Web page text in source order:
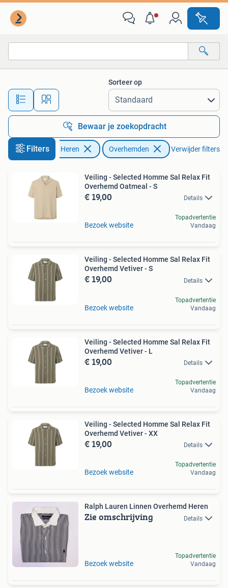
Alle afstanden…
Sorteer op
Bewaar je zoekopdracht
Filters
Kleding | Heren Overhemden Verwijder filters
Veiling - Selected Homme Sal Relax Fit
Overhemd Oatmeal - S
€ 19,00 Details
Bezoek website
Topadvertentie
Vandaag
Veiling - Selected Homme Sal Relax Fit
Overhemd Vetiver - S
€ 19,00 Details
Bezoek website
Topadvertentie
Vandaag
Veiling - Selected Homme Sal Relax Fit
Overhemd Vetiver - L
€ 19,00 Details
Bezoek website
Topadvertentie
Vandaag
Veiling - Selected Homme Sal Relax Fit
Overhemd Vetiver - XX
€ 19,00 Details
Bezoek website
Topadvertentie
Vandaag
Ralph Lauren Linnen Overhemd Heren
Zie omschrijving Details
Bezoek website
Topadvertentie
Vandaag